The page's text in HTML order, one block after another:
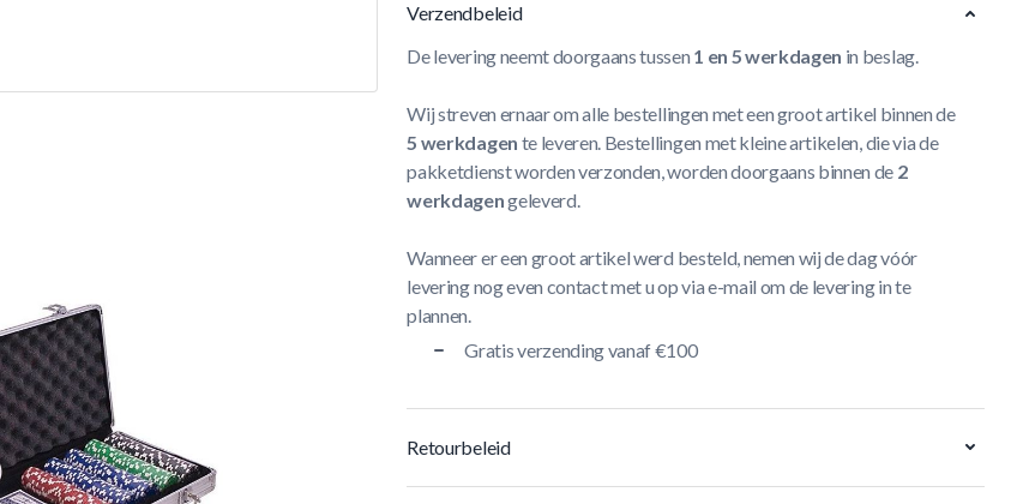
Verzendbeleid
De levering neemt doorgaans tussen 1 en 5 werkdagen in beslag.
Wij streven ernaar om alle bestellingen met een groot artikel binnen de
5 werkdagen te leveren. Bestellingen met kleine artikelen, die via de
pakketdienst worden verzonden, worden doorgaans binnen de 2
werkdagengeleverd.
Wanneer er een groot artikel werd besteld, nemen wij de dag vóór
levering nog even contact met u op via e-mail om de levering in te
plannen.
Gratis verzending vanaf €100
Retourbeleid